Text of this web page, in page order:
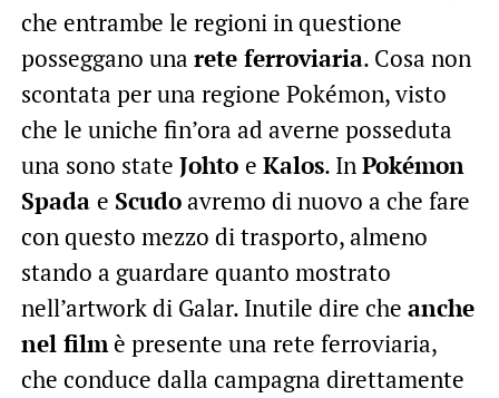
che entrambe le regioni in questione
posseggano una rete ferroviaria. Cosa non
scontata per una regione Pokémon, visto
che le uniche fin’ora ad averne posseduta
una sono state Johto e Kalos. InPokémon
Spada e Scudoavremo di nuovo a che fare
con questo mezzo di trasporto, almeno
stando a guardare quanto mostrato
nell’artwork di Galar. Inutile dire che anche
nel filmè presente una rete ferroviaria,
che conduce dalla campagna direttamente